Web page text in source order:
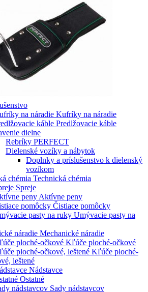
Kufríky na náradie
Predlžovacie káble
dielne
Rebríky PERFECT
Dielenské vozíky a nábytok
Doplnky a príslušenstvo k dielenský
vozíkom
Technická chémia
Spreje
Aktívne peny
Čistiace pomôcky
Umývacie pasty na
Mechanické náradie
Kľúče ploché-očkové
Kľúče ploché-
leštené
Nádstavce
Ostatné
Sady nádstavcov